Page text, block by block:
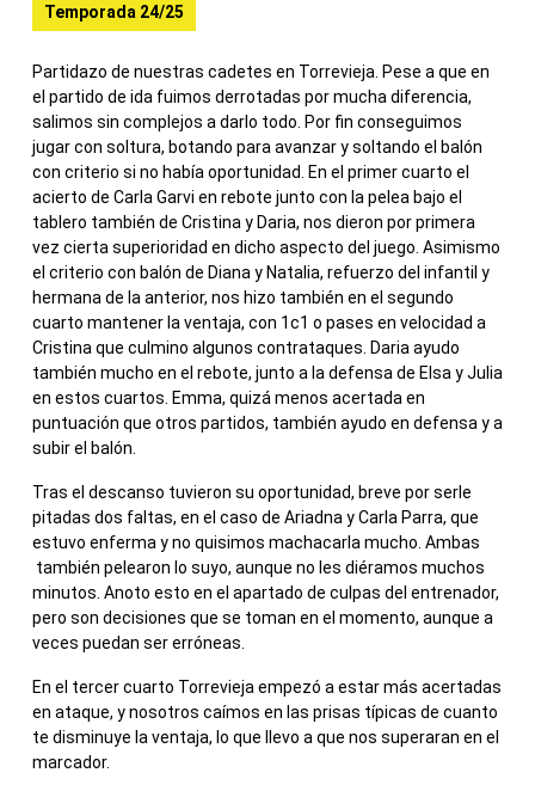
Temporada 24/25
Partidazo de nuestras cadetes en Torrevieja. Pese a que en
el partido de ida fuimos derrotadas por mucha diferencia,
salimos sin complejos a darlo todo. Por fin conseguimos
jugar con soltura, botando para avanzar y soltando el balón
con criterio si no había oportunidad. En el primer cuarto el
acierto de Carla Garvi en rebote junto con la pelea bajo el
tablero también de Cristina y Daria, nos dieron por primera
vez cierta superioridad en dicho aspecto del juego. Asimismo
el criterio con balón de Diana y Natalia, refuerzo del infantil y
hermana de la anterior, nos hizo también en el segundo
cuarto mantener la ventaja, con 1c1 o pases en velocidad a
Cristina que culmino algunos contrataques. Daria ayudo
también mucho en el rebote, junto a la defensa de Elsa y Julia
en estos cuartos. Emma, quizá menos acertada en
puntuación que otros partidos, también ayudo en defensa y a
subir el balón.
Tras el descanso tuvieron su oportunidad, breve por serle
pitadas dos faltas, en el caso de Ariadna y Carla Parra, que
estuvo enferma y no quisimos machacarla mucho. Ambas
también pelearon lo suyo, aunque no les diéramos muchos
minutos. Anoto esto en el apartado de culpas del entrenador,
pero son decisiones que se toman en el momento, aunque a
veces puedan ser erróneas.
En el tercer cuarto Torrevieja empezó a estar más acertadas
en ataque, y nosotros caímos en las prisas típicas de cuanto
te disminuye la ventaja, lo que llevo a que nos superaran en el
marcador.